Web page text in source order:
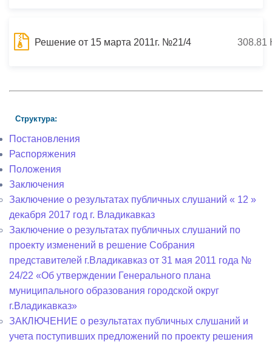
Решение от 15 марта 2011г. №21/4 308.81
Структура:
Постановления
Распоряжения
Положения
Заключения
Заключение о результатах публичных слушаний « 12 »
декабря 2017 год г. Владикавказ
Заключение о результатах публичных слушаний по
проекту изменений в решение Собрания
представителей г.Владикавказ от 31 мая 2011 года №
24/22 «Об утверждении Генерального плана
муниципального образования городской округ
г.Владикавказ»
ЗАКЛЮЧЕНИЕ о результатах публичных слушаний и
учета поступивших предложений по проекту решения